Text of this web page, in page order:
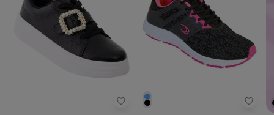
Tênis Beira Rio (Preto) em